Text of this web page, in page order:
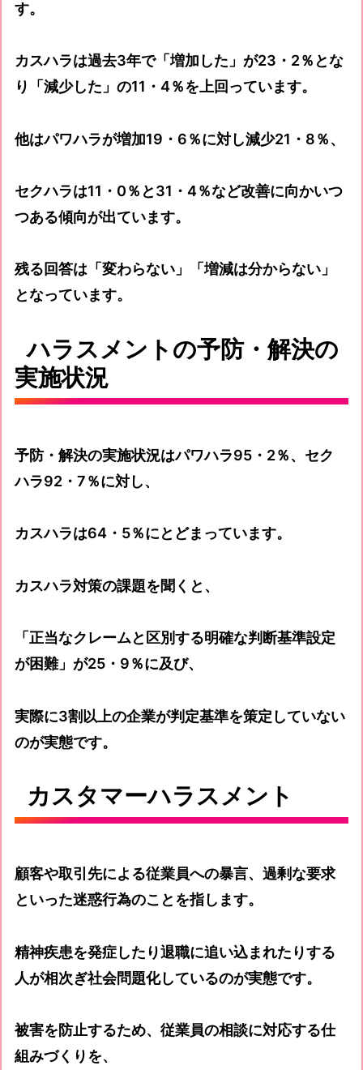
す。
カスハラは過去3年で「増加した」が23・2％とな
り「減少した」の11・4％を上回っています。
他はパワハラが増加19・6％に対し減少21・8％、
セクハラは11・0％と31・4％など改善に向かいつ
つある傾向が出ています。
残る回答は「変わらない」「増減は分からない」
となっています。
ハラスメントの予防・解決の
実施状況
予防・解決の実施状況はパワハラ95・2％、セク
ハラ92・7％に対し、
カスハラは64・5％にとどまっています。
カスハラ対策の課題を聞くと、
「正当なクレームと区別する明確な判断基準設定
が困難」が25・9％に及び、
実際に3割以上の企業が判定基準を策定していない
のが実態です。
カスタマーハラスメント
顧客や取引先による従業員への暴言、過剰な要求
といった迷惑行為のことを指します。
精神疾患を発症したり退職に追い込まれたりする
人が相次ぎ社会問題化しているのが実態です。
被害を防止するため、従業員の相談に対応する仕
組みづくりを、